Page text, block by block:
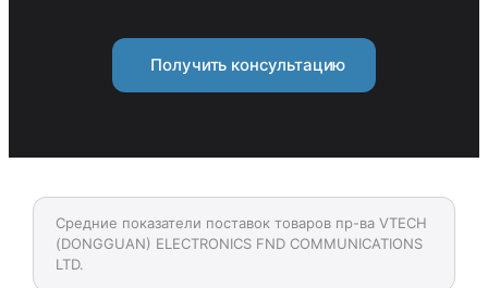
Получить консультацию
Средние показатели поставок товаров пр-ва VTECH
(DONGGUAN) ELECTRONICS FND COMMUNICATIONS
LTD.